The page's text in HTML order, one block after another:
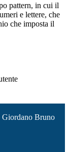
pattern, in cui il
e lettere, che
che imposta il
Giordano Bruno